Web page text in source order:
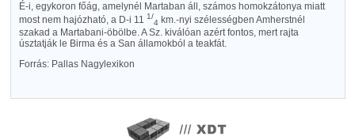
É-i, egykoron főág, amelynél Martaban áll, számos homokzátonya miatt
most nem hajózható, a D-i 11 1/
4 km.-nyi szélességben Amherstnél
szakad a Martabani-öbölbe. A Sz. kiválóan azért fontos, mert rajta
úsztatják le Birma és a San államokból a teakfát.
Forrás: Pallas Nagylexikon